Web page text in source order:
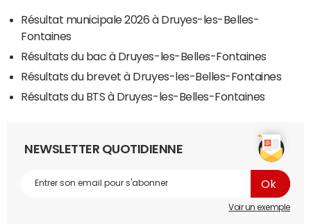
Résultat municipale 2026 à Druyes-les-Belles-
Fontaines
Résultats du bac à Druyes-les-Belles-Fontaines
Résultats du brevet à Druyes-les-Belles-Fontaines
Résultats du BTS à Druyes-les-Belles-Fontaines
NEWSLETTER QUOTIDIENNE
Voir un exemple